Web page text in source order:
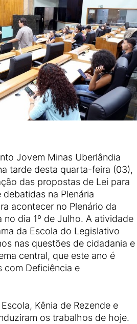
Jovem Minas Uberlândia
tarde desta quarta-feira (03),
das propostas de Lei para
na Plenária
acontecer no Plenário da
no dia 1º de Julho. A atividade
da Escola do Legislativo
nas questões de cidadania e
central, que este ano é
com Deficiência e
Kênia de Rezende e
os trabalhos de hoje.